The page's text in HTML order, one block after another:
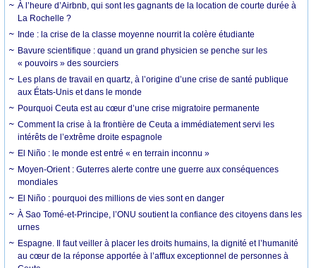
À l’heure d’Airbnb, qui sont les gagnants de la location de courte durée à
La Rochelle ?
Inde : la crise de la classe moyenne nourrit la colère étudiante
Bavure scientifique : quand un grand physicien se penche sur les
« pouvoirs » des sourciers
Les plans de travail en quartz, à l’origine d’une crise de santé publique
aux États-Unis et dans le monde
Pourquoi Ceuta est au cœur d’une crise migratoire permanente
Comment la crise à la frontière de Ceuta a immédiatement servi les
intérêts de l’extrême droite espagnole
El Niño : le monde est entré « en terrain inconnu »
Moyen-Orient : Guterres alerte contre une guerre aux conséquences
mondiales
El Niño : pourquoi des millions de vies sont en danger
À Sao Tomé-et-Principe, l’ONU soutient la confiance des citoyens dans les
urnes
Espagne. Il faut veiller à placer les droits humains, la dignité et l’humanité
au cœur de la réponse apportée à l’afflux exceptionnel de personnes à